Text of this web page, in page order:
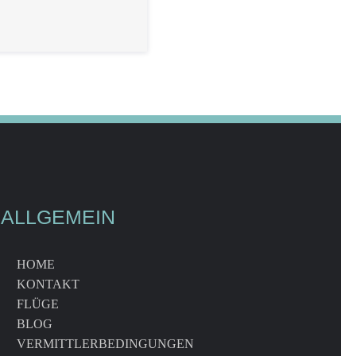
ALLGEMEIN
HOME
KONTAKT
FLÜGE
BLOG
VERMITTLERBEDINGUNGEN